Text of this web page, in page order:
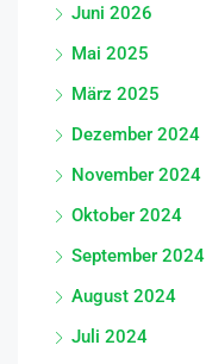
Juni 2026
Mai 2025
März 2025
Dezember 2024
November 2024
Oktober 2024
September 2024
August 2024
Juli 2024